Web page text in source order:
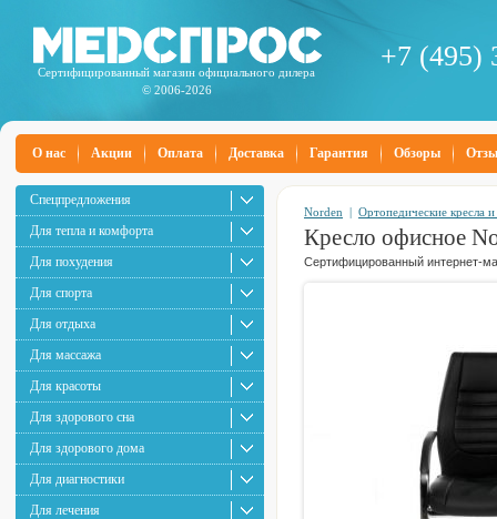
Сертифицированный магазин официального дилера
© 2006-2026
+7 (495)
О нас Акции Оплата Доставка Гарантия Обзоры
Спецпредложения
Для тепла и комфорта
Для похудения
Для спорта
Для отдыха
Для массажа
Для красоты
Для здорового сна
Для здорового дома
Для диагностики
Для лечения
Norden | Ортопедические кресла и
Кресло офисное
Сертифицированный интернет-